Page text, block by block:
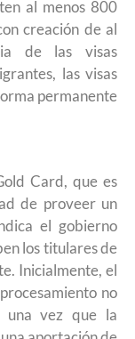
al menos 800
creación de al
de las visas
las visas
permanente
Card, que es
de proveer un
el gobierno
los titulares de
Inicialmente, el
no
una vez que la